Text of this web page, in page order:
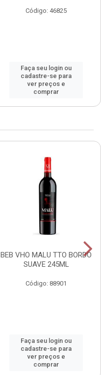
Código: 46825
Faça seu login ou
cadastre-se para
ver preços e
comprar
BEB VHO MALU TTO BORDO
SUAVE 245ML
Código: 88901
Faça seu login ou
cadastre-se para
ver preços e
comprar